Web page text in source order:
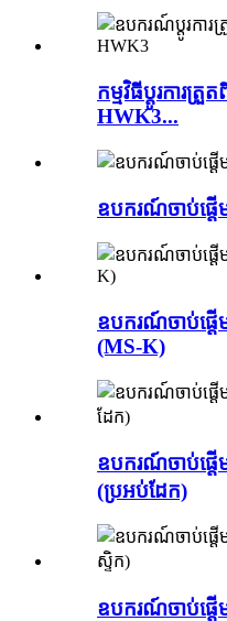
កម្មវិធី​ប្តូរ​ការ​ត្រួ
HWK3...
ឧបករណ៍ចាប់ផ្ត
ឧបករណ៍ចាប់ផ្ត
(MS-K)
ឧបករណ៍ចាប់ផ្ត
(ប្រអប់ដែក)
ឧបករណ៍ចាប់ផ្ត